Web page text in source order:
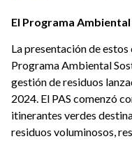
El Programa
La presentación de
Programa Ambiental
gestión de residuos
2024. El PAS comenzó
itinerantes verdes
residuos voluminosos,